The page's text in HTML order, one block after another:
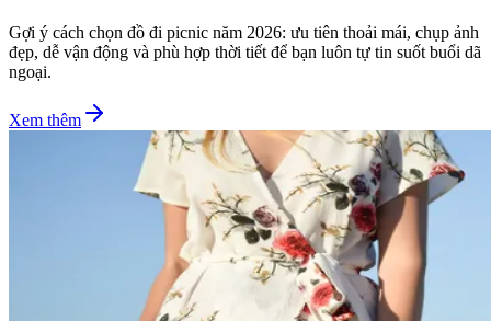
Gợi ý cách chọn đồ đi picnic năm 2026: ưu tiên thoải mái, chụp ảnh
đẹp, dễ vận động và phù hợp thời tiết để bạn luôn tự tin suốt buổi dã
ngoại.
Xem thêm